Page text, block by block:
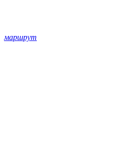
маршрут